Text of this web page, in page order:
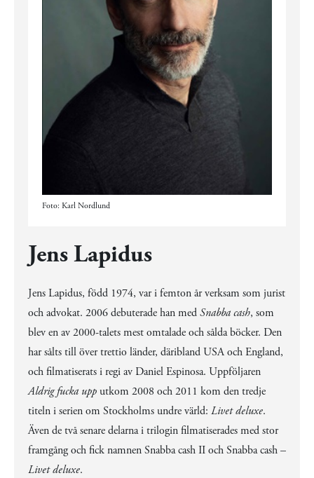
Foto: Karl Nordlund
Jens Lapidus
Jens Lapidus, född 1974, var i femton år verksam som jurist
och advokat. 2006 debuterade han medSnabba cash, som
blev en av 2000-talets mest omtalade och sålda böcker. Den
har sålts till över trettio länder, däribland USA och England,
och filmatiserats i regi av Daniel Espinosa. Uppföljaren
Aldrig fucka upputkom 2008 och 2011 kom den tredje
titeln i serien om Stockholms undre värld: Livet deluxe.
Även de två senare delarna i trilogin filmatiserades med stor
framgång och fick namnen Snabba cash II och Snabba cash –
Livet deluxe.